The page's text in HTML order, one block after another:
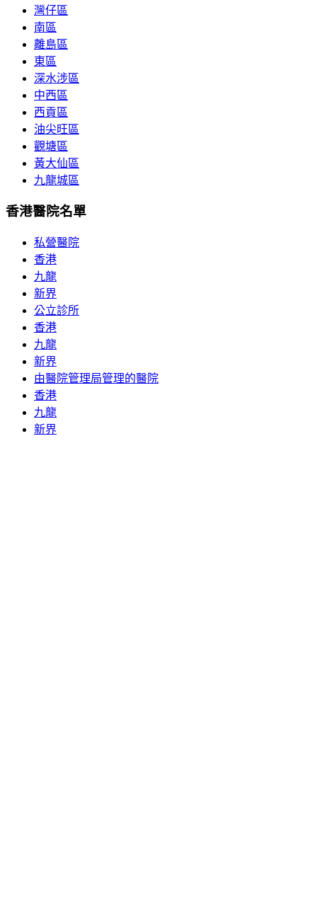
灣仔區
南區
離島區
東區
深水涉區
中西區
西貢區
油尖旺區
觀塘區
黃大仙區
九龍城區
香港醫院名單
私營醫院
香港
九龍
新界
公立診所
香港
九龍
新界
由醫院管理局管理的醫院
香港
九龍
新界